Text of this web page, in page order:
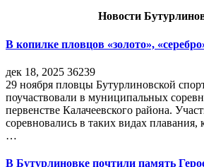
Новости
В копилке пловцов «золото»,
дек 18, 2025 36239
29 ноября пловцы Бутурлиновской
поучаствовали в муниципальных
первенстве Калачеевского района.
соревновались в таких видах
…
В Бутурлиновке почтили память